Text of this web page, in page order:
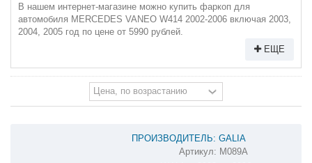
В нашем интернет-магазине можно купить фаркоп для
автомобиля MERCEDES VANEO W414 2002-2006 включая 2003,
2004, 2005 год по цене от 5990 рублей.
ЕЩЕ
ПРОИЗВОДИТЕЛЬ: GALIA
ОЦИНКОВАННЫЙ ФАРКОП НА
Артикул: M089A